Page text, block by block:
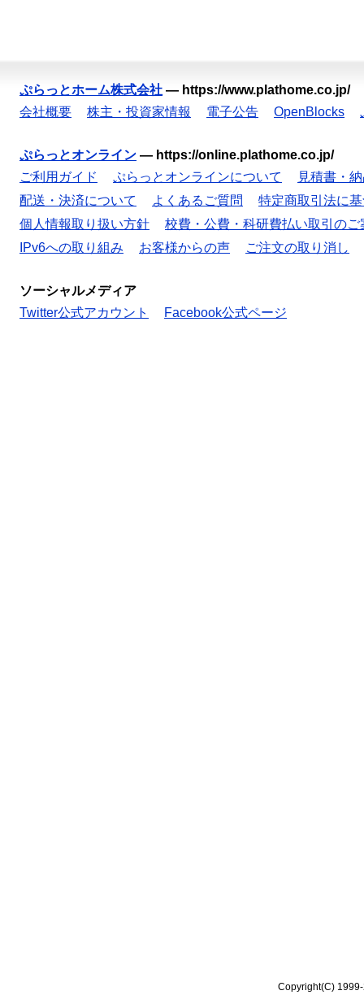
ぷらっとホーム株式会社 — https://www.plathome.co.jp/
会社概要
株主・投資家情報 電子公告 OpenBlocks
ぷらっとオンライン — https://online.plathome.co.jp/
ご利用ガイド
ぷらっとオンラインについて
見積書・
配送・決済について
よくあるご質問
特定商取引法に
個人情報取り扱い方針
校費・公費・科研費払い取引のご
IPv6への取り組み
お客様からの声 ご注文の取り消し
ソーシャルメディア
Twitter公式アカウント
Facebook公式ページ
Copyright(C)